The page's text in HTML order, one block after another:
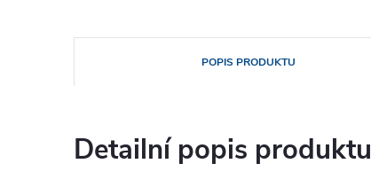
POPIS PRODUKTU
Detailní popis produktu